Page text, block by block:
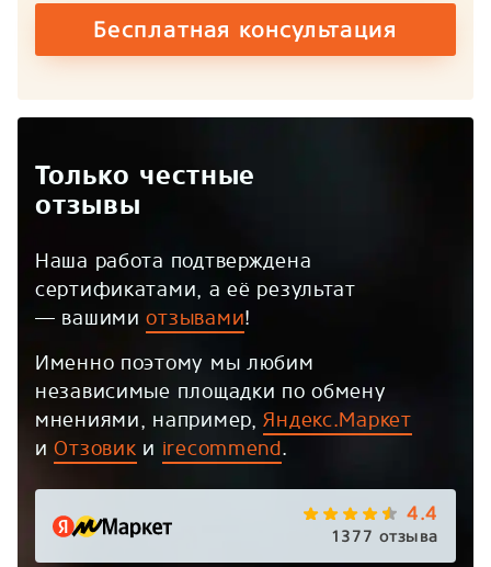
Бесплатная консультация
Только честные
отзывы
Наша работа подтверждена
сертификатами, а её результат
— вашимиотзывами!
Именно поэтому мы любим
независимые площадки по обмену
мнениями, например,Яндекс.Маркет
иОтзовик и irecommend.
4.4
1377 отзыва